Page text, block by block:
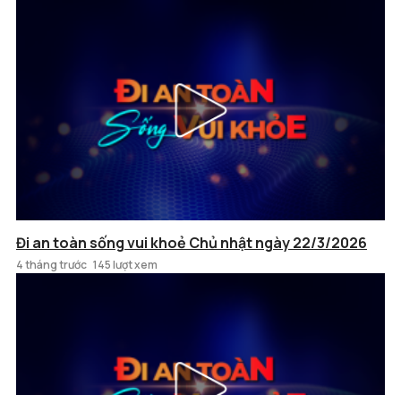
Đi an toàn sống vui khoẻ Chủ nhật ngày 22/3/2026
4 tháng trước 145 lượt xem